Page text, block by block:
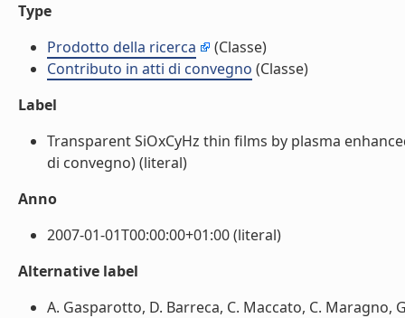
Type
Prodotto della ricerca
(Classe)
Contributo in atti di convegno (Classe)
Label
Transparent SiOxCyHz thin films by plasma
di convegno) (literal)
Anno
2007-01-01T00:00:00+01:00 (literal)
Alternative label
A. Gasparotto, D. Barreca, C. Maccato, C. Maragno,